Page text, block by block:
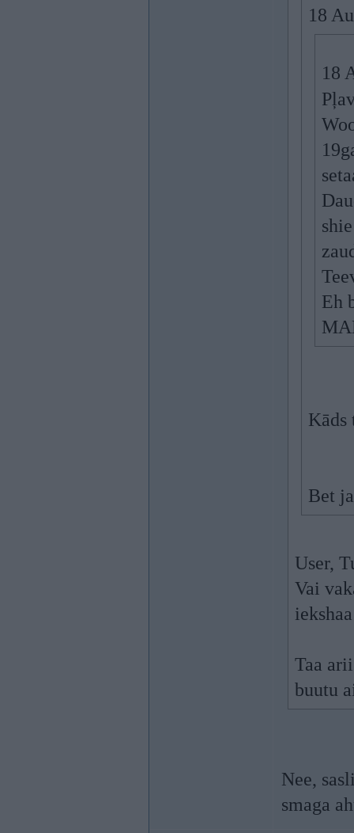
18
18
Eh
Kāds
Bet
User,
Vai
Taa
buutu
Nee,
smaga